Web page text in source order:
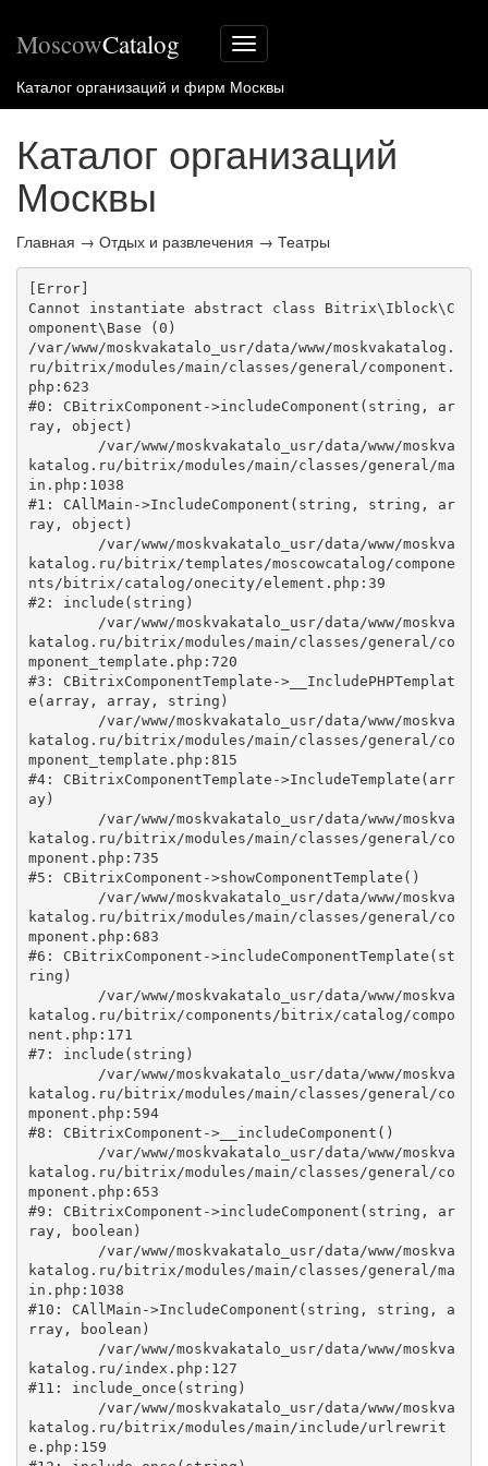
Меню
сайта
MoscowCatalog
Каталог организаций и фирм Москвы
Каталог организаций
Москвы
Главная → Отдых и развлечения → Театры
[Error]
Cannot instantiate abstract class Bitrix\Iblock\C
omponent\Base (0)
/var/www/moskvakatalo_usr/data/www/moskvakatalog.
ru/bitrix/modules/main/classes/general/component.
php:623
#0: CBitrixComponent->includeComponent(string, ar
ray, object)
katalog.ru/bitrix/modules/main/classes/general/ma
in.php:1038
#1: CAllMain->IncludeComponent(string, string, ar
ray, object)
katalog.ru/bitrix/templates/moscowcatalog/compone
nts/bitrix/catalog/onecity/element.php:39
#2: include(string)
katalog.ru/bitrix/modules/main/classes/general/co
mponent_template.php:720
#3: CBitrixComponentTemplate->__IncludePHPTemplat
e(array, array, string)
katalog.ru/bitrix/modules/main/classes/general/co
mponent_template.php:815
#4: CBitrixComponentTemplate->IncludeTemplate(arr
ay)
katalog.ru/bitrix/modules/main/classes/general/co
mponent.php:735
#5: CBitrixComponent->showComponentTemplate()
katalog.ru/bitrix/modules/main/classes/general/co
mponent.php:683
#6: CBitrixComponent->includeComponentTemplate(st
ring)
katalog.ru/bitrix/components/bitrix/catalog/compo
nent.php:171
#7: include(string)
katalog.ru/bitrix/modules/main/classes/general/co
mponent.php:594
#8: CBitrixComponent->__includeComponent()
katalog.ru/bitrix/modules/main/classes/general/co
mponent.php:653
#9: CBitrixComponent->includeComponent(string, ar
ray, boolean)
katalog.ru/bitrix/modules/main/classes/general/ma
in.php:1038
#10: CAllMain->IncludeComponent(string, string, a
rray, boolean)
katalog.ru/index.php:127
#11: include_once(string)
katalog.ru/bitrix/modules/main/include/urlrewrit
e.php:159